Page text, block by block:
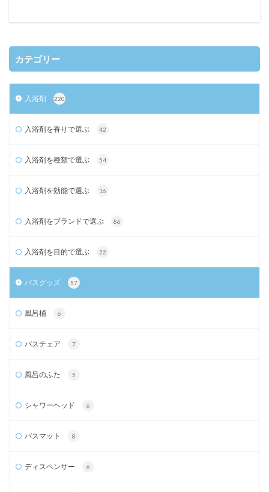
カテゴリー
入浴剤 220
入浴剤を香りで選ぶ 42
入浴剤を種類で選ぶ 54
入浴剤を効能で選ぶ 16
入浴剤をブランドで選ぶ 86
入浴剤を目的で選ぶ 22
バスグッズ 57
風呂桶 6
バスチェア 7
風呂のふた 5
シャワーヘッド 6
バスマット 8
ディスペンサー 6